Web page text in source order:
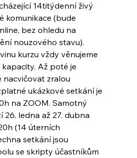
14titýdenní živý
komunikace (bude
bez ohledu na
nouzového stavu).
kurzu vždy věnujeme
Až poté je
nacvičovat zralou
ukázkové setkání je
na ZOOM. Samotný
ledna až 27. dubna
(14 úterních
setkání jsou
se skripty účastníkům